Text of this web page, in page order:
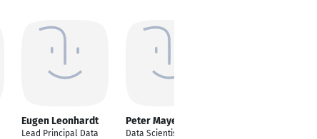
Eugen Leonhardt
Lead Principal Data
Peter Mayer
Data Scientist